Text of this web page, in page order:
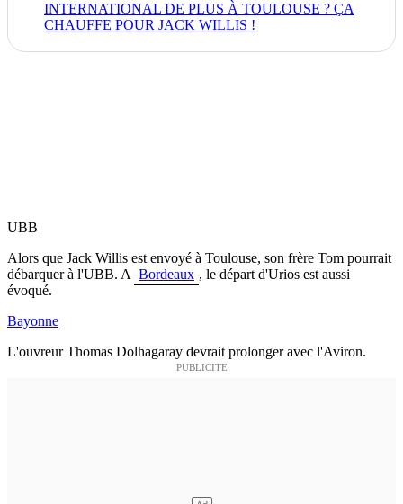
INTERNATIONAL DE PLUS À TOULOUSE ? ÇA
CHAUFFE POUR JACK WILLIS !
UBB
Alors que Jack Willis est envoyé à Toulouse, son frère Tom pourrait
débarquer à l'UBB. A Bordeaux , le départ d'Urios est aussi
évoqué.
Bayonne
L'ouvreur Thomas Dolhagaray devrait prolonger avec l'Aviron.